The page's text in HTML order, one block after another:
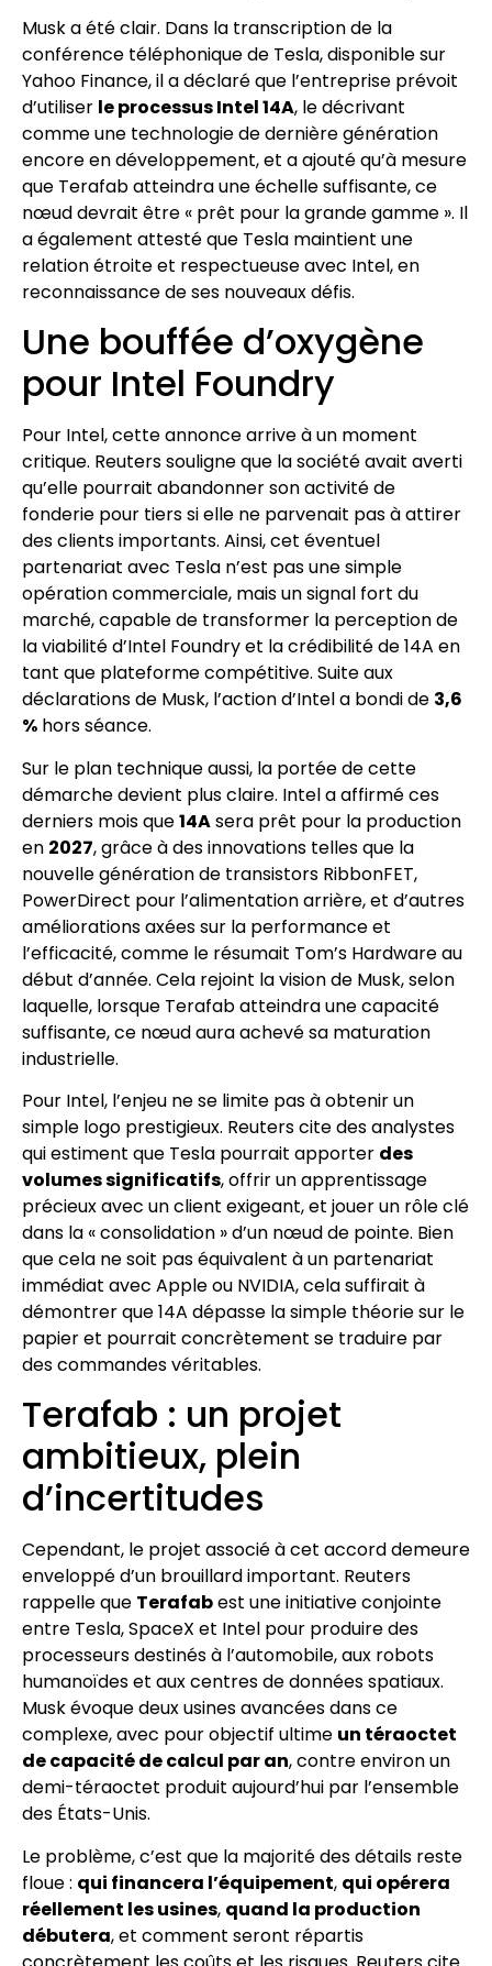
Musk a été clair. Dans la transcription de la
conférence téléphonique de Tesla, disponible sur
Yahoo Finance, il a déclaré que l’entreprise prévoit
d’utiliser le processus Intel 14A, le décrivant
comme une technologie de dernière génération
encore en développement, et a ajouté qu’à mesure
que Terafab atteindra une échelle suffisante, ce
nœud devrait être « prêt pour la grande gamme ». Il
a également attesté que Tesla maintient une
relation étroite et respectueuse avec Intel, en
reconnaissance de ses nouveaux défis.
Une bouffée d’oxygène
pour Intel Foundry
Pour Intel, cette annonce arrive à un moment
critique. Reuters souligne que la société avait averti
qu’elle pourrait abandonner son activité de
fonderie pour tiers si elle ne parvenait pas à attirer
des clients importants. Ainsi, cet éventuel
partenariat avec Tesla n’est pas une simple
opération commerciale, mais un signal fort du
marché, capable de transformer la perception de
la viabilité d’Intel Foundry et la crédibilité de 14A en
tant que plateforme compétitive. Suite aux
déclarations de Musk, l’action d’Intel a bondi de 3,6
% hors séance.
Sur le plan technique aussi, la portée de cette
démarche devient plus claire. Intel a affirmé ces
derniers mois que14Asera prêt pour la production
en 2027, grâce à des innovations telles que la
nouvelle génération de transistors RibbonFET,
PowerDirect pour l’alimentation arrière, et d’autres
améliorations axées sur la performance et
l’efficacité, comme le résumait Tom’s Hardware au
début d’année. Cela rejoint la vision de Musk, selon
laquelle, lorsque Terafab atteindra une capacité
suffisante, ce nœud aura achevé sa maturation
industrielle.
Pour Intel, l’enjeu ne se limite pas à obtenir un
simple logo prestigieux. Reuters cite des analystes
qui estiment que Tesla pourrait apporter des
volumes significatifs, offrir un apprentissage
précieux avec un client exigeant, et jouer un rôle clé
dans la « consolidation » d’un nœud de pointe. Bien
que cela ne soit pas équivalent à un partenariat
immédiat avec Apple ou NVIDIA, cela suffirait à
démontrer que 14A dépasse la simple théorie sur le
papier et pourrait concrètement se traduire par
des commandes véritables.
Terafab : un projet
ambitieux, plein
d’incertitudes
Cependant, le projet associé à cet accord demeure
enveloppé d’un brouillard important. Reuters
rappelle que Terafabest une initiative conjointe
entre Tesla, SpaceX et Intel pour produire des
processeurs destinés à l’automobile, aux robots
humanoïdes et aux centres de données spatiaux.
Musk évoque deux usines avancées dans ce
complexe, avec pour objectif ultime un téraoctet
de capacité de calcul par an, contre environ un
demi-téraoctet produit aujourd’hui par l’ensemble
des États-Unis.
Le problème, c’est que la majorité des détails reste
floue : qui financera l’équipement, qui opérera
réellement les usines, quand la production
débutera, et comment seront répartis